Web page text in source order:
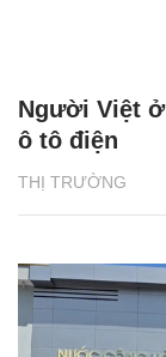
THỊ TRƯỜNG
Người Việt
ô tô điện